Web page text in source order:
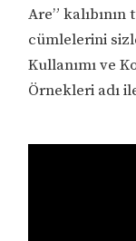
Are”
cümlelerini
Kullanımı ve
Örnekleri adı